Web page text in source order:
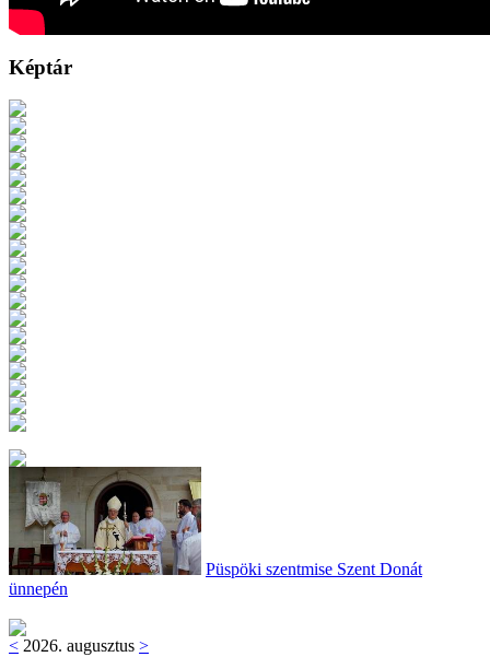
Képtár
Püspöki szentmise Szent Donát
ünnepén
< 2026. augusztus >